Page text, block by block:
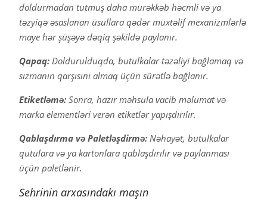
doldurmadan tutmuş daha mürəkkəb həcmli və ya
təzyiqə əsaslanan üsullara qədər müxtəlif mexanizmlərlə
maye hər şüşəyə dəqiq şəkildə paylanır.
Qapaq:Doldurulduqda, butulkalar təzəliyi bağlamaq və
sızmanın qarşısını almaq üçün sürətlə bağlanır.
Etiketləmə:Sonra, hazır məhsula vacib məlumat və
marka elementləri verən etiketlər yapışdırılır.
Qablaşdırma və Paletləşdirmə:Nəhayət, butulkalar
qutulara və ya kartonlara qablaşdırılır və paylanması
üçün paletlənir.
Sehrinin arxasındakı maşın